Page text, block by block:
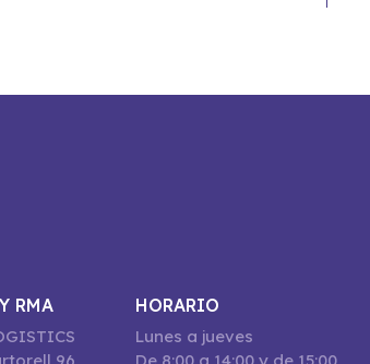
RMA HORARIO
Lunes a jueves